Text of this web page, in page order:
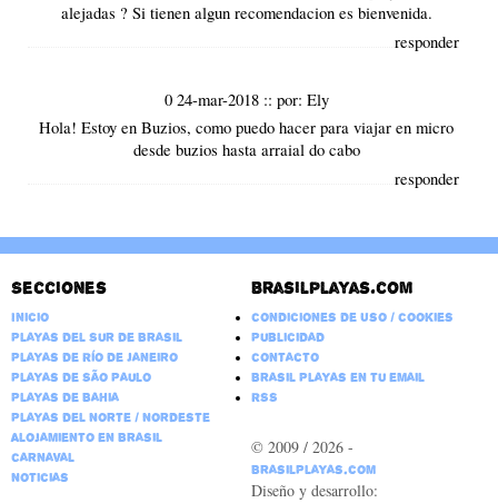
alejadas ? Si tienen algun recomendacion es bienvenida.
responder
0 24-mar-2018 :: por: Ely
Hola! Estoy en Buzios, como puedo hacer para viajar en micro
desde buzios hasta arraial do cabo
responder
Secciones
Inicio
Playas del Sur de Brasil
Playas de Río de Janeiro
Playas de São Paulo
Playas de Bahia
Playas del Norte / Nordeste
Alojamiento en Brasil
Carnaval
Noticias
Brasilplayas.com
Condiciones de Uso / Cookies
Publicidad
Contacto
Brasil Playas en tu email
RSS
© 2009 / 2026 -
BrasilPlayas.com
Diseño y desarrollo: